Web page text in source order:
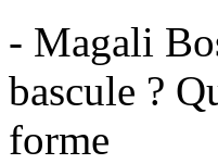
- Magali
bascule ?
forme